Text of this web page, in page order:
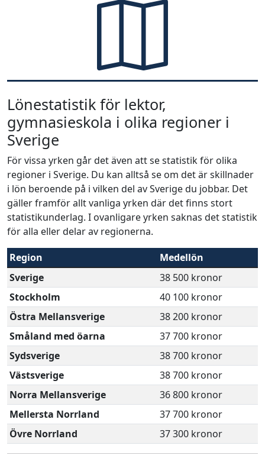
Lönestatistik för lektor,
gymnasieskola i olika regioner i
Sverige
För vissa yrken går det även att se statistik för olika
regioner i Sverige. Du kan alltså se om det är skillnader
i lön beroende på i vilken del av Sverige du jobbar. Det
gäller framför allt vanliga yrken där det finns stort
statistikunderlag. I ovanligare yrken saknas det statistik
för alla eller delar av regionerna.
Region
Medellön
Sverige
38 500 kronor
Stockholm
40 100 kronor
Östra Mellansverige
38 200 kronor
Småland med öarna
37 700 kronor
Sydsverige
38 700 kronor
Västsverige
38 700 kronor
Norra Mellansverige
36 800 kronor
Mellersta Norrland
37 700 kronor
Övre Norrland
37 300 kronor